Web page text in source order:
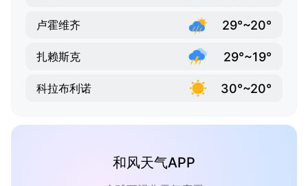
卢霍维齐 29°~20°
扎赖斯克 29°~19°
科拉布利诺 30°~20°
和风天气APP